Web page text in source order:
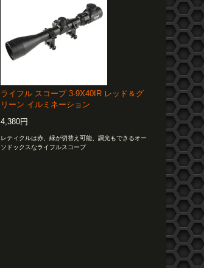
ライフル スコープ 3-9X40IR レッド＆グ
リーン イルミネーション
4,380円
レティクルは赤、緑が切替え可能、調光もできるオー
ソドックスなライフルスコープ